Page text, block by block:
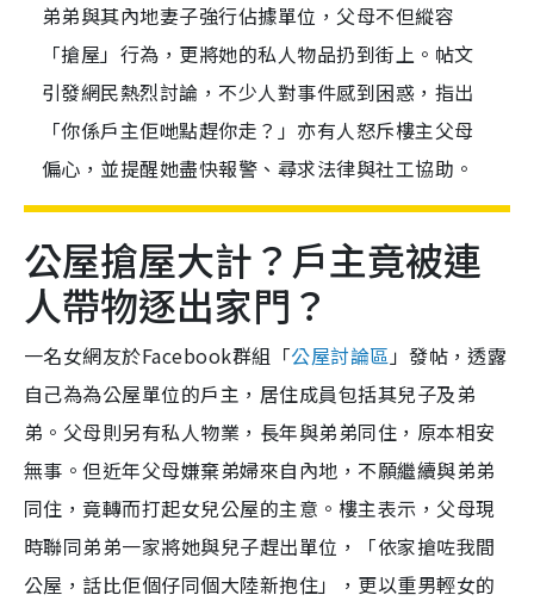
弟弟與其內地妻子強行佔據單位，父母不但縱容
「搶屋」行為，更將她的私人物品扔到街上。帖文
引發網民熱烈討論，不少人對事件感到困惑，指出
「你係戶主佢哋點趕你走？」亦有人怒斥樓主父母
偏心，並提醒她盡快報警、尋求法律與社工協助。
公屋搶屋大計？戶主竟被連
人帶物逐出家門？
一名女網友於Facebook群組「公屋討論區」發帖，透露
自己為為公屋單位的戶主，居住成員包括其兒子及弟
弟。父母則另有私人物業，長年與弟弟同住，原本相安
無事。但近年父母嫌棄弟婦來自內地，不願繼續與弟弟
同住，竟轉而打起女兒公屋的主意。樓主表示，父母現
時聯同弟弟一家將她與兒子趕出單位，「依家搶咗我間
公屋，話比佢個仔同個大陸新抱住」，更以重男輕女的